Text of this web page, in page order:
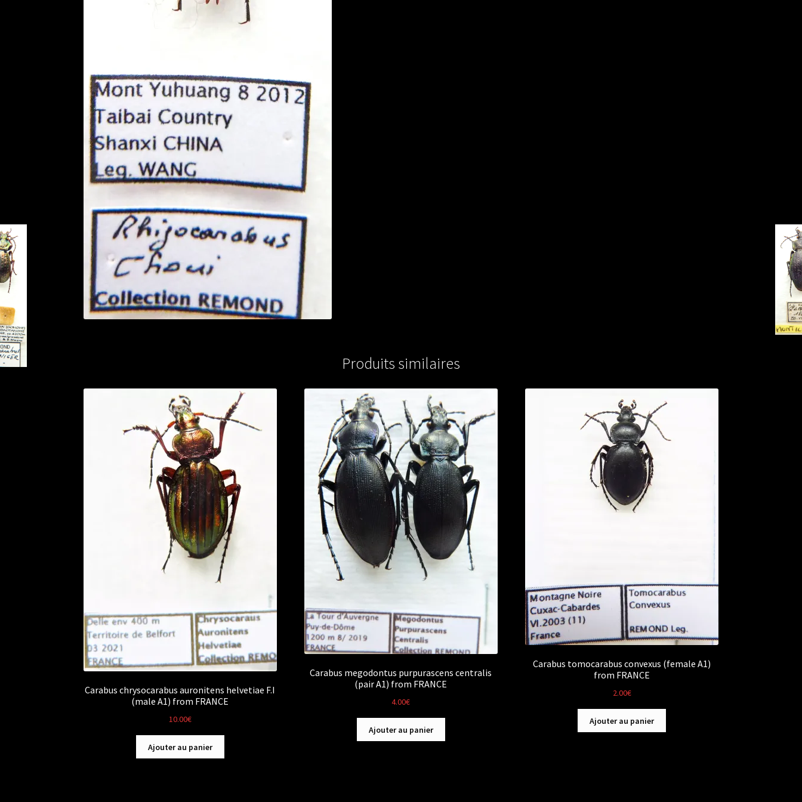
Produits similaires
Carabus chrysocarabus auronitens helvetiae F.I
(male A1) from FRANCE
10.00€
Ajouter au panier
Carabus megodontus purpurascens centralis
(pair A1) from FRANCE
4.00€
Ajouter au panier
Carabus tomocarabus convexus (female A1)
from FRANCE
2.00€
Ajouter au panier